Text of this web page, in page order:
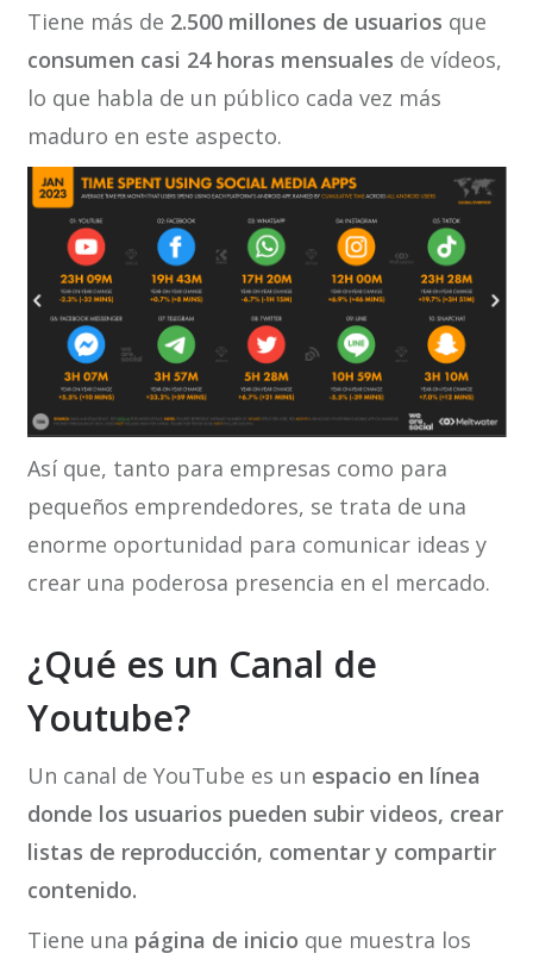
Tiene más de 2.500 millones de usuarios que
consumen casi 24 horas mensuales de vídeos,
lo que habla de un público cada vez más
maduro en este aspecto.
Así que, tanto para empresas como para
pequeños emprendedores, se trata de una
enorme oportunidad para comunicar ideas y
crear una poderosa presencia en el mercado.
¿Qué es un Canal de
Youtube?
Un canal de YouTube es un espacio en línea
donde los usuarios pueden subir videos, crear
listas de reproducción, comentar y compartir
contenido.
Tiene una página de inicio que muestra los